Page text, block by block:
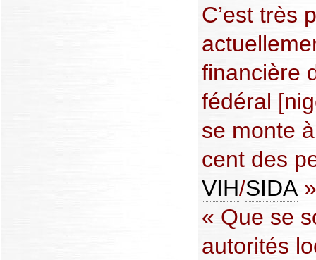
C’est très
financière
fédéral
se monte
cent des
VIH/SIDA
« Que se
autorités